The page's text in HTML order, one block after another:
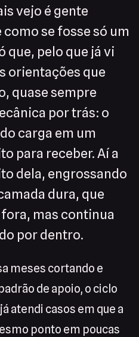
vejo é gente
se fosse só um
que, pelo que já vi
orientações que
quase sempre
por trás: o
carga em um
para receber. Aí a
dela, engrossando
dura, que
mas continua
por dentro.
meses cortando e
de apoio, o ciclo
atendi casos em que a
ponto em poucas